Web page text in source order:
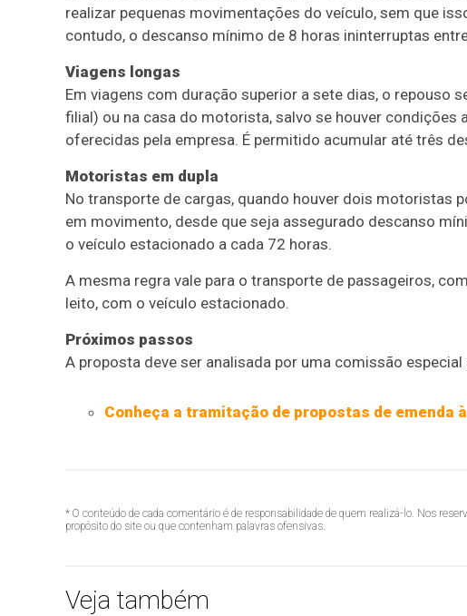
realizar pequenas movimentações do veículo, sem que
contudo, o descanso mínimo de 8 horas ininterruptas
Viagens longas
Em viagens com duração superior a sete dias, o repouso
filial) ou na casa do motorista, salvo se houver condições
oferecidas pela empresa. É permitido acumular até três
Motoristas em dupla
No transporte de cargas, quando houver dois motoristas
em movimento, desde que seja assegurado descanso
o veículo estacionado a cada 72 horas.
A mesma regra vale para o transporte de passageiros,
leito, com o veículo estacionado.
Próximos passos
A proposta deve ser analisada por uma comissão especial
Conheça a tramitação de propostas de emenda
* O conteúdo de cada comentário é de responsabilidade de quem realizá-lo. Nos
propósito do site ou que contenham palavras ofensivas.
Veja também